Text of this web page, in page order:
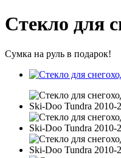
Стекло для
Сумка на руль в подарок!